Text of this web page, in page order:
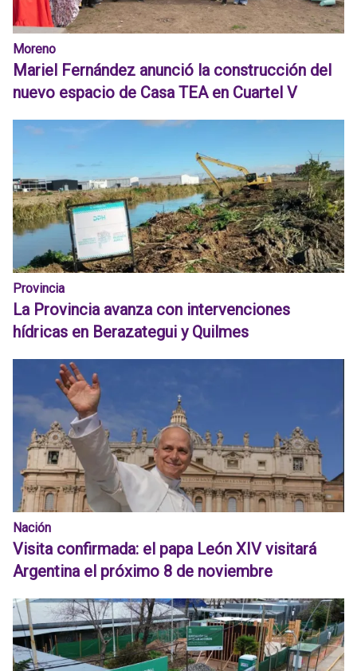
Moreno
Mariel Fernández anunció la construcción del
nuevo espacio de Casa TEA en Cuartel V
Provincia
La Provincia avanza con intervenciones
hídricas en Berazategui y Quilmes
Nación
Visita confirmada: el papa León XIV visitará
Argentina el próximo 8 de noviembre